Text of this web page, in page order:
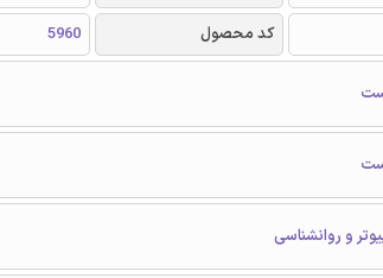
کد محصول
5960
و روانشناسی